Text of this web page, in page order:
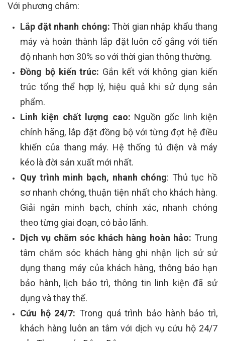
Với phương châm:
Lắp đặt nhanh chóng: Thời gian nhập khẩu thang
máy và hoàn thành lắp đặt luôn cố gắng với tiến
độ nhanh hơn 30% so với thời gian thông thường.
Đồng bộ kiến trúc: Gắn kết với không gian kiến
trúc tổng thể hợp lý, hiệu quả khi sử dụng sản
phẩm.
Linh kiện chất lượng cao: Nguồn gốc linh kiện
chính hãng, lắp đặt đồng bộ với từng đợt hệ điều
khiển của thang máy. Hệ thống tủ điện và máy
kéo là đời sản xuất mới nhất.
Quy trình minh bạch, nhanh chóng: Thủ tục hồ
sơ nhanh chóng, thuận tiện nhất cho khách hàng.
Giải ngân minh bạch, chính xác, nhanh chóng
theo từng giai đoạn, có bảo lãnh.
Dịch vụ chăm sóc khách hàng hoàn hảo: Trung
tâm chăm sóc khách hàng ghi nhận lịch sử sử
dụng thang máy của khách hàng, thông báo hạn
bảo hành, lịch bảo trì, thông tin linh kiện đã sử
dụng và thay thế.
Cứu hộ 24/7: Trong quá trình bảo hành bảo trì,
khách hàng luôn an tâm với dịch vụ cứu hộ 24/7